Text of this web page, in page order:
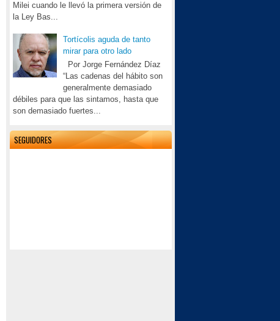
Milei cuando le llevó la primera versión de
la Ley Bas...
Tortícolis aguda de tanto
mirar para otro lado
Por Jorge Fernández Díaz
“Las cadenas del hábito son
generalmente demasiado
débiles para que las sintamos, hasta que
son demasiado fuertes...
SEGUIDORES